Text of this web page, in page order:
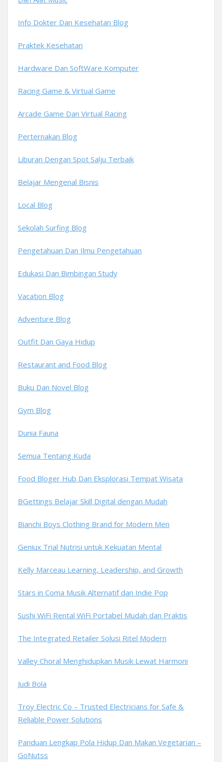
Info Dokter Dan Kesehatan Blog
Praktek Kesehatan
Hardware Dan SoftWare Komputer
Racing Game & Virtual Game
Arcade Game Dan Virtual Racing
Perternakan Blog
Liburan Dengan Spot Salju Terbaik
Belajar Mengenal Bisnis
Local Blog
Sekolah Surfing Blog
Pengetahuan Dan Ilmu Pengetahuan
Edukasi Dan Bimbingan Study
Vacation Blog
Adventure Blog
Outfit Dan Gaya Hidup
Restaurant and Food Blog
Buku Dan Novel Blog
Gym Blog
Dunia Fauna
Semua Tentang Kuda
Food Bloger Hub Dan Eksplorasi Tempat Wisata
BGettings Belajar Skill Digital dengan Mudah
Bianchi Boys Clothing Brand for Modern Men
Geniux Trial Nutrisi untuk Kekuatan Mental
Kelly Marceau Learning, Leadership, and Growth
Stars in Coma Musik Alternatif dan Indie Pop
Sushi WiFi Rental WiFi Portabel Mudah dan Praktis
The Integrated Retailer Solusi Ritel Modern
Valley Choral Menghidupkan Musik Lewat Harmoni
Judi Bola
Troy Electric Co – Trusted Electricians for Safe &
Reliable Power Solutions
Panduan Lengkap Pola Hidup Dan Makan Vegetarian –
GoNutss